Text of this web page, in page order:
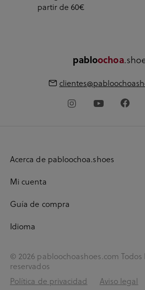
partir de 60€
pabloochoa
Acerca de pabloochoa.shoes
Mi cuenta
Guía de compra
Idioma
© 2026 pabloochoashoes.com Todos
reservados
Política de privacidad
Aviso legal